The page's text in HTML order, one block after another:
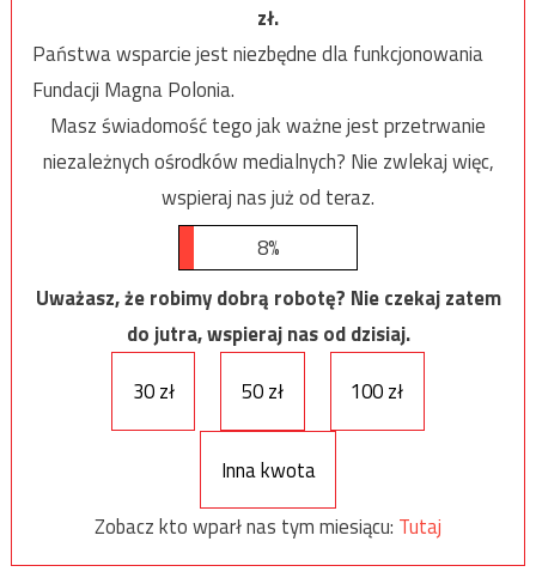
zł.
Państwa wsparcie jest niezbędne dla funkcjonowania
Fundacji Magna Polonia.
Masz świadomość tego jak ważne jest przetrwanie
niezależnych ośrodków medialnych? Nie zwlekaj więc,
wspieraj nas już od teraz.
8%
Uważasz, że robimy dobrą robotę? Nie czekaj zatem
do jutra, wspieraj nas od dzisiaj.
30 zł
50 zł 100 zł
Inna kwota
Zobacz kto wparł nas tym miesiącu: Tutaj